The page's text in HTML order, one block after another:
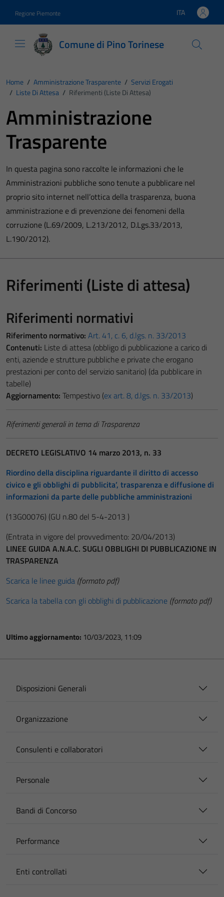
Regione Piemonte Lingua attiva:
ITA
Comune di Pino Torinese
Home / Amministrazione Trasparente / Servizi Erogati
/ Liste Di Attesa / Riferimenti (Liste Di Attesa)
Amministrazione
Trasparente
In questa pagina sono raccolte le informazioni che le
Amministrazioni pubbliche sono tenute a pubblicare nel
proprio sito internet nell’ottica della trasparenza, buona
amministrazione e di prevenzione dei fenomeni della
corruzione (L.69/2009, L.213/2012, D.Lgs.33/2013,
L.190/2012).
Riferimenti (Liste di attesa)
Riferimenti normativi
Riferimento normativo: Art. 41, c. 6, d.lgs. n. 33/2013
Contenuti: Liste di attesa (obbligo di pubblicazione a carico di
enti, aziende e strutture pubbliche e private che erogano
prestazioni per conto del servizio sanitario) (da pubblicare in
tabelle)
Aggiornamento: Tempestivo (ex art. 8, d.lgs. n. 33/2013)
Riferimenti generali in tema di Trasparenza
DECRETO LEGISLATIVO 14 marzo 2013, n. 33
Riordino della disciplina riguardante il diritto di accesso
civico e gli obblighi di pubblicita’, trasparenza e diffusione di
informazioni da parte delle pubbliche amministrazioni
(13G00076) (GU n.80 del 5-4-2013 )
(Entrata in vigore del provvedimento: 20/04/2013)
LINEE GUIDA A.N.A.C. SUGLI OBBLIGHI DI PUBBLICAZIONE IN
TRASPARENZA
Scarica le linee guida (formato pdf)
Scarica la tabella con gli obblighi di pubblicazione (formato pdf)
Ultimo aggiornamento: 10/03/2023, 11:09
Disposizioni Generali
Organizzazione
Consulenti e collaboratori
Personale
Bandi di Concorso
Performance
Enti controllati